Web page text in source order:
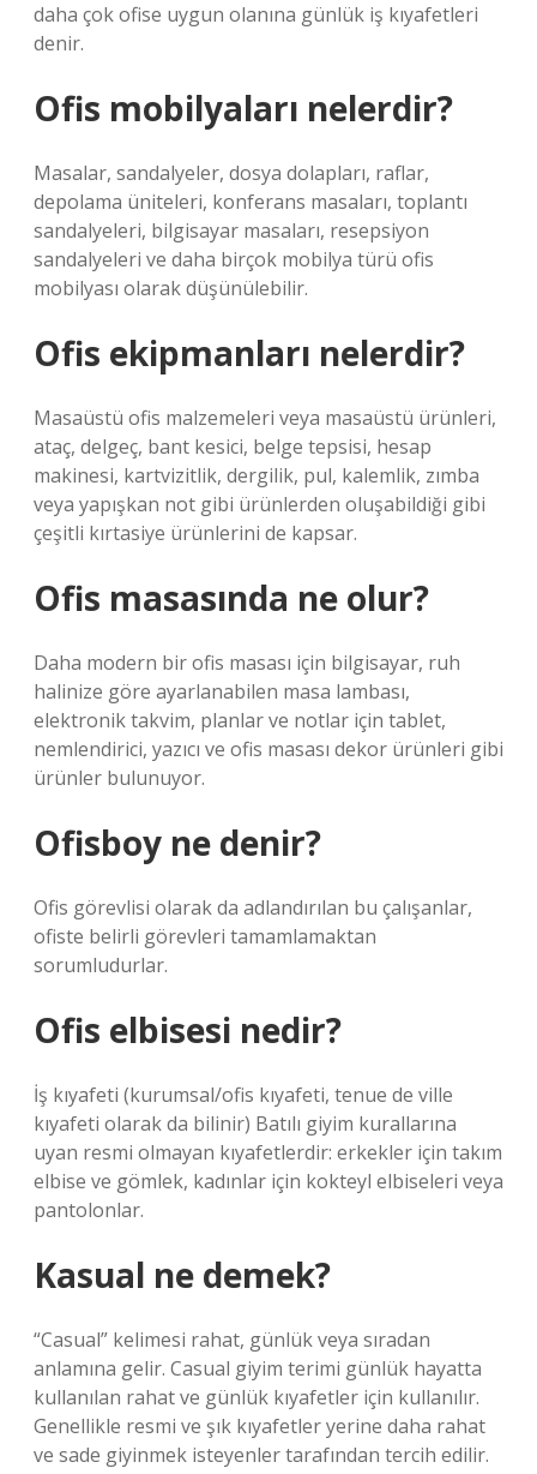
daha çok ofise uygun olanına günlük iş kıyafetleri
denir.
Ofis mobilyaları nelerdir?
Masalar, sandalyeler, dosya dolapları, raflar,
depolama üniteleri, konferans masaları, toplantı
sandalyeleri, bilgisayar masaları, resepsiyon
sandalyeleri ve daha birçok mobilya türü ofis
mobilyası olarak düşünülebilir.
Ofis ekipmanları nelerdir?
Masaüstü ofis malzemeleri veya masaüstü ürünleri,
ataç, delgeç, bant kesici, belge tepsisi, hesap
makinesi, kartvizitlik, dergilik, pul, kalemlik, zımba
veya yapışkan not gibi ürünlerden oluşabildiği gibi
çeşitli kırtasiye ürünlerini de kapsar.
Ofis masasında ne olur?
Daha modern bir ofis masası için bilgisayar, ruh
halinize göre ayarlanabilen masa lambası,
elektronik takvim, planlar ve notlar için tablet,
nemlendirici, yazıcı ve ofis masası dekor ürünleri gibi
ürünler bulunuyor.
Ofisboy ne denir?
Ofis görevlisi olarak da adlandırılan bu çalışanlar,
ofiste belirli görevleri tamamlamaktan
sorumludurlar.
Ofis elbisesi nedir?
İş kıyafeti (kurumsal/ofis kıyafeti, tenue de ville
kıyafeti olarak da bilinir) Batılı giyim kurallarına
uyan resmi olmayan kıyafetlerdir: erkekler için takım
elbise ve gömlek, kadınlar için kokteyl elbiseleri veya
pantolonlar.
Kasual ne demek?
“Casual” kelimesi rahat, günlük veya sıradan
anlamına gelir. Casual giyim terimi günlük hayatta
kullanılan rahat ve günlük kıyafetler için kullanılır.
Genellikle resmi ve şık kıyafetler yerine daha rahat
ve sade giyinmek isteyenler tarafından tercih edilir.